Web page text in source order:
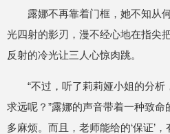
露娜不再靠着门框，她不知从
光四射的影刃，漫不经心地在指尖
反射的冷光让三人心惊肉跳。
“不过，听了莉莉娅小姐的分
求远呢？”露娜的声音带着一种致命
多麻烦。而且，老师能给的‘保证’